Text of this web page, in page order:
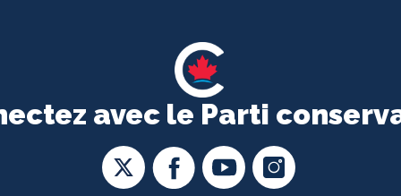
avec le Parti